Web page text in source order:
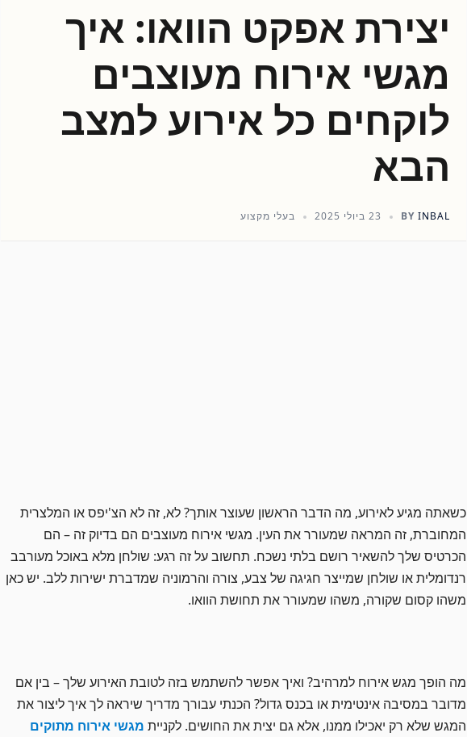
יצירת אפקט הוואו: איך
מגשי אירוח מעוצבים
לוקחים כל אירוע למצב
הבא
BY INBAL 23 ביולי 2025 בעלי מקצוע
כשאתה מגיע לאירוע, מה הדבר הראשון שעוצר אותך? לא, זה לא הצ'יפס או המלצרית
המחוברת, זה המראה שמעורר את העין. מגשי אירוח מעוצבים הם בדיוק זה – הם
הכרטיס שלך להשאיר רושם בלתי נשכח. תחשוב על זה רגע: שולחן מלא באוכל מעורבב
רנדומלית או שולחן שמייצר חגיגה של צבע, צורה והרמוניה שמדברת ישירות ללב. יש כאן
משהו קסום שקורה, משהו שמעורר את תחושת הוואו.
מה הופך מגש אירוח למרהיב? ואיך אפשר להשתמש בזה לטובת האירוע שלך – בין אם
מדובר במסיבה אינטימית או בכנס גדול? הכנתי עבורך מדריך שיראה לך איך ליצור את
המגש שלא רק יאכילו ממנו, אלא גם יצית את החושים. לקניית מגשי אירוח מתוקים